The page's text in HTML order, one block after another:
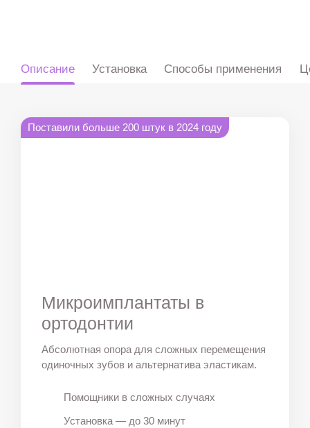
Описание Установка Способы применения
Поставили больше 200 штук в 2024 году
Микроимплантаты в
ортодонтии
Абсолютная опора для сложных перемещения
одиночных зубов и альтернатива эластикам.
Помощники в сложных случаях
Установка — до 30 минут